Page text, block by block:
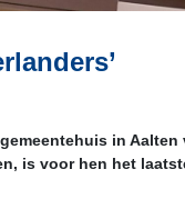
in Aalten
is voor hen het